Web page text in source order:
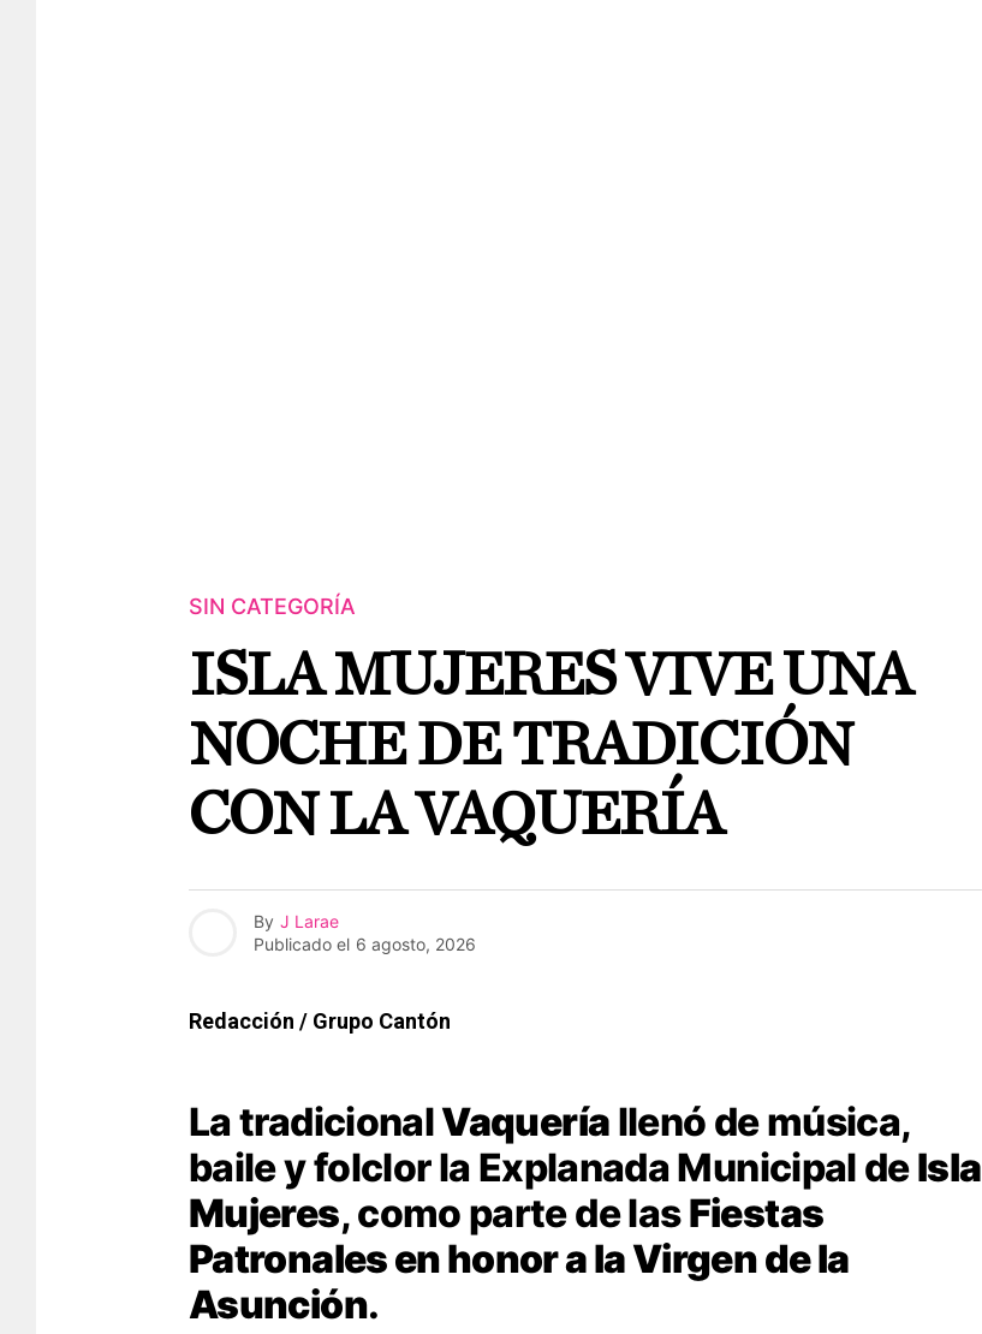
SIN CATEGORÍA
ISLA MUJERES VIVE UNA
NOCHE DE TRADICIÓN
CON LA VAQUERÍA
By J Larae
Publicado el 6 agosto, 2026
Redacción / Grupo Cantón
La tradicionalVaquería llenó de música,
baile y folclor la Explanada Municipal deIsla
Mujeres, como parte de lasFiestas
Patronales en honor a la Virgen de la
Asunción.